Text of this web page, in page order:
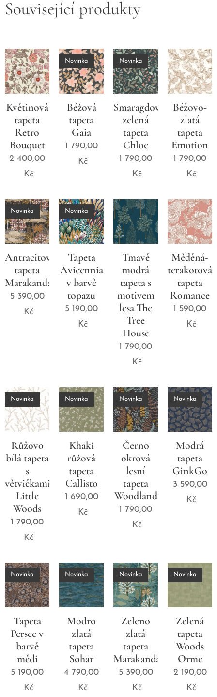
Související produkty
Květinová
tapeta
Retro
Bouquet
2 400,00
Kč
Béžová
tapeta
Gaia
Novinka
1 790,00
Kč
Smaragdově
zelená
tapeta
Chloe
Novinka
1 790,00
Kč
Béžovo-
zlatá
tapeta
Emotion
1 790,00
Kč
Antracitová
tapeta
Marakanda
Novinka
5 390,00
Kč
Tapeta
Avicennia
v barvě
topazu
Novinka
5 190,00
Kč
Tmavě
modrá
tapeta s
motivem
lesa The
Tree
House
1 790,00
Kč
Měděná-
terakotová
tapeta
Romance
1 590,00
Kč
Růžovo
bílá tapeta
s
větvičkami
Little
Woods
Novinka
1 790,00
Kč
Khaki
růžová
tapeta
Callisto
Novinka
1 690,00
Kč
Černo
okrová
lesní
tapeta
Woodland
Novinka
1 790,00
Kč
Modrá
tapeta
GinkGo
Novinka
3 590,00
Kč
Tapeta
Persee v
barvě
mědi
Novinka
5 190,00
Kč
Modro
zlatá
tapeta
Sohar
Novinka
4 790,00
Kč
Zeleno
zlatá
tapeta
Marakanda
Novinka
5 390,00
Kč
Zelená
tapeta
Woods
Orme
Novinka
2 190,00
Kč